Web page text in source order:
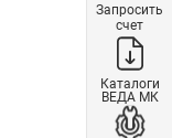
Запросить
счет
Каталоги
ВЕДА МК